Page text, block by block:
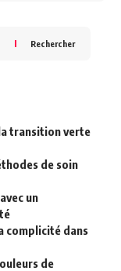
Rechercher
transition verte
de soin
un
complicité dans
de